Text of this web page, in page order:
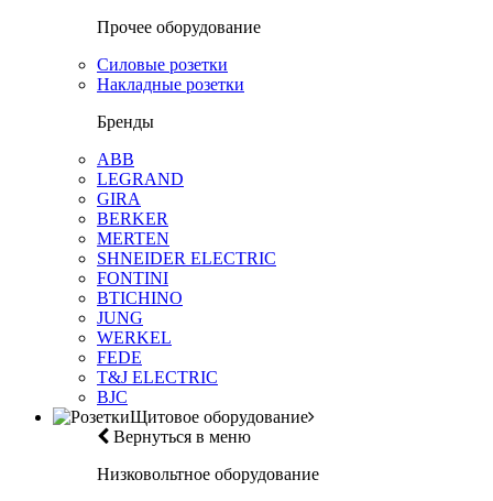
Прочее оборудование
Силовые розетки
Накладные розетки
Бренды
ABB
LEGRAND
GIRA
BERKER
MERTEN
SHNEIDER ELECTRIC
FONTINI
BTICHINO
JUNG
WERKEL
FEDE
T&J ELECTRIC
BJC
Щитовое оборудование
Вернуться в меню
Низковольтное оборудование